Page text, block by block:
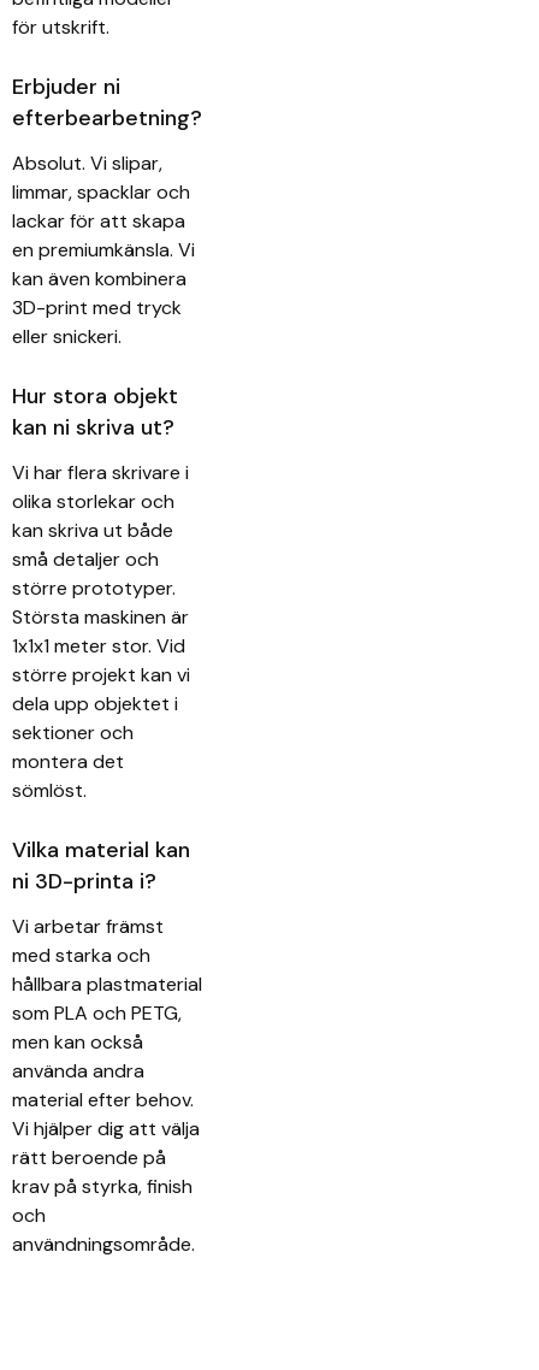
för utskrift.
Erbjuder ni
efterbearbetning?
Absolut. Vi slipar,
limmar, spacklar och
lackar för att skapa
en premiumkänsla. Vi
kan även kombinera
3D-print med tryck
eller snickeri.
Hur stora objekt
kan ni skriva ut?
Vi har flera skrivare i
olika storlekar och
kan skriva ut både
små detaljer och
större prototyper.
Största maskinen är
1x1x1 meter stor. Vid
större projekt kan vi
dela upp objektet i
sektioner och
montera det
sömlöst.
Vilka material kan
ni 3D-printa i?
Vi arbetar främst
med starka och
hållbara plastmaterial
som PLA och PETG,
men kan också
använda andra
material efter behov.
Vi hjälper dig att välja
rätt beroende på
krav på styrka, finish
och
användningsområde.